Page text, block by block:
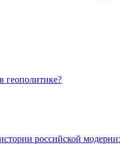
геополитике?
российской